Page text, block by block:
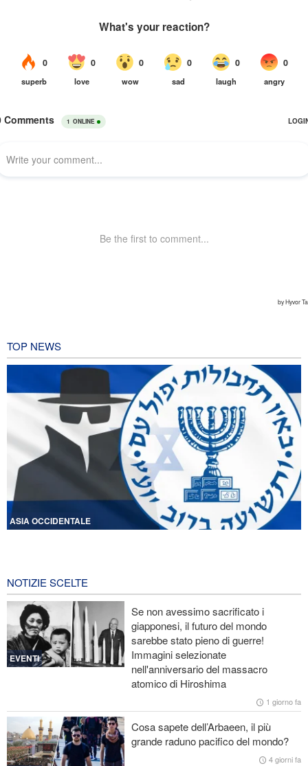
TOP NEWS
ASIA OCCIDENTALE
Lesioni traumatiche al cervello per oltre 700 militari statunitensi
negli attacchi dell’Iran
La risposta di Ghalibaf a Trump: La diplomazia teatrale in loop è
un fallimento
Ibn al-Reza: La tecnologia nazionale dell'Iran è superiore a
Gharibabadi: L'intesa tra Iran e Oman non significa la completa
riapertura dello Stretto di Hormuz
NOTIZIE SCELTE
EVENTI
Se non avessimo sacrificato i
giapponesi, il futuro del mondo
sarebbe stato pieno di guerre!
Immagini selezionate
nell'anniversario del massacro
atomico di Hiroshima
1 giorno fa
Cosa sapete dell’Arbaeen, il più
grande raduno pacifico del mondo?
4 giorni fa